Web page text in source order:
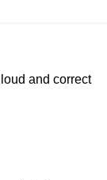
and correct